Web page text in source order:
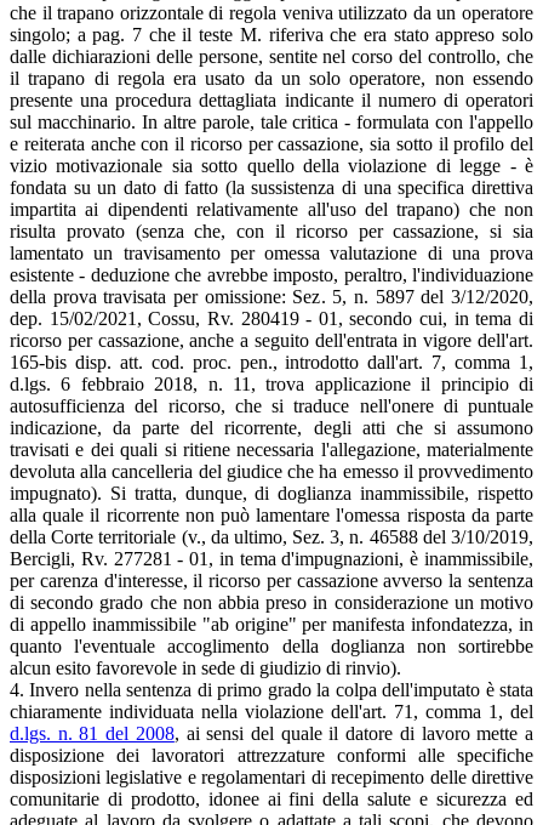
che il trapano orizzontale di regola veniva utilizzato da un operatore
singolo; a pag. 7 che il teste M. riferiva che era stato appreso solo
dalle dichiarazioni delle persone, sentite nel corso del controllo, che
il trapano di regola era usato da un solo operatore, non essendo
presente una procedura dettagliata indicante il numero di operatori
sul macchinario. In altre parole, tale critica - formulata con l'appello
e reiterata anche con il ricorso per cassazione, sia sotto il profilo del
vizio motivazionale sia sotto quello della violazione di legge - è
fondata su un dato di fatto (la sussistenza di una specifica direttiva
impartita ai dipendenti relativamente all'uso del trapano) che non
risulta provato (senza che, con il ricorso per cassazione, si sia
lamentato un travisamento per omessa valutazione di una prova
esistente - deduzione che avrebbe imposto, peraltro, l'individuazione
della prova travisata per omissione: Sez. 5, n. 5897 del 3/12/2020,
dep. 15/02/2021, Cossu, Rv. 280419 - 01, secondo cui, in tema di
ricorso per cassazione, anche a seguito dell'entrata in vigore dell'art.
165-bis disp. att. cod. proc. pen., introdotto dall'art. 7, comma 1,
d.lgs. 6 febbraio 2018, n. 11, trova applicazione il principio di
autosufficienza del ricorso, che si traduce nell'onere di puntuale
indicazione, da parte del ricorrente, degli atti che si assumono
travisati e dei quali si ritiene necessaria l'allegazione, materialmente
devoluta alla cancelleria del giudice che ha emesso il provvedimento
impugnato). Si tratta, dunque, di doglianza inammissibile, rispetto
alla quale il ricorrente non può lamentare l'omessa risposta da parte
della Corte territoriale (v., da ultimo, Sez. 3, n. 46588 del 3/10/2019,
Bercigli, Rv. 277281 - 01, in tema d'impugnazioni, è inammissibile,
per carenza d'interesse, il ricorso per cassazione avverso la sentenza
di secondo grado che non abbia preso in considerazione un motivo
di appello inammissibile "ab origine" per manifesta infondatezza, in
quanto l'eventuale accoglimento della doglianza non sortirebbe
alcun esito favorevole in sede di giudizio di rinvio).
4. Invero nella sentenza di primo grado la colpa dell'imputato è stata
chiaramente individuata nella violazione dell'art. 71, comma 1, del
d.lgs. n. 81 del 2008, ai sensi del quale il datore di lavoro mette a
disposizione dei lavoratori attrezzature conformi alle specifiche
disposizioni legislative e regolamentari di recepimento delle direttive
comunitarie di prodotto, idonee ai fini della salute e sicurezza ed
adeguate al lavoro da svolgere o adattate a tali scopi, che devono